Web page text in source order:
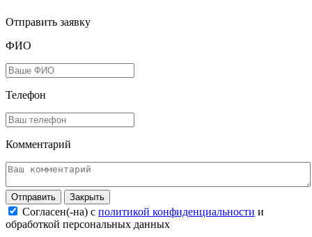
Отправить заявку
ФИО
Телефон
Комментарий
Закрыть
Согласен(-на) c политикой конфиденциальности и
обработкой персональных данных